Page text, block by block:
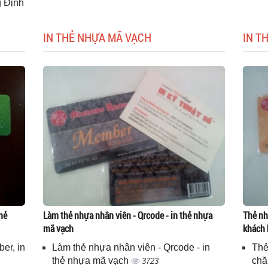
Định
in
IN THẺ NHỰA MÃ VẠCH
Làm thẻ nhựa nhân viên - Qrcode - in thẻ nhựa
mã vạch
Làm thẻ nhựa nhân viên - Qrcode - in
thẻ nhựa mã vạch
3723
IN
Thẻ
khách